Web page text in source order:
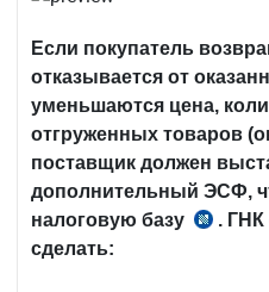
Если покупатель
отказывается от
уменьшаются цена,
отгруженных товаров
поставщик должен
дополнительный ЭСФ,
налоговую базу
п.
. ГНК
сделать: